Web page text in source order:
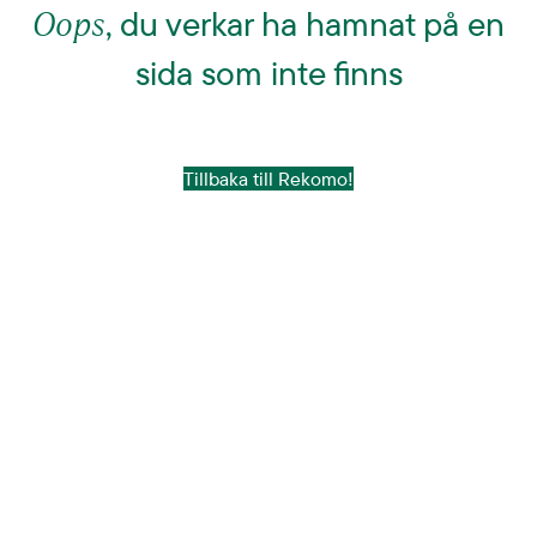
Oops, du verkar ha hamnat på en
sida som inte finns
Tillbaka till Rekomo!